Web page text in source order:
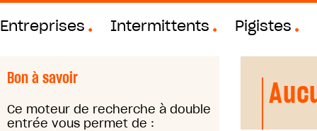
Entreprises Intermittents Pigistes
Bon à savoir
Ce moteur de recherche à double
entrée vous permet de :